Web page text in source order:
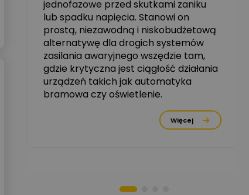
Michał Szulborski
Ekspert ETI - Dr inż. w
dziedzinie Aparatów
Elektrycznych / Senior
R&D Scientist / Product
Manager
Zadaj pytanie
Tomasz Dźwigała
Ekspert Menadżer
Piotr Muskała
jednofazowe przed skutkami zaniku
lub spadku napięcia. Stanowi on
prostą, niezawodną i niskobudżetową
alternatywę dla drogich systemów
zasilania awaryjnego wszędzie tam,
gdzie krytyczna jest ciągłość działania
urządzeń takich jak automatyka
bramowa czy oświetlenie.
Więcej